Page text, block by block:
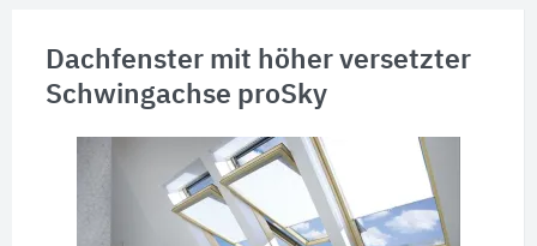
Dachfenster mit höher versetzter
Schwingachse proSky